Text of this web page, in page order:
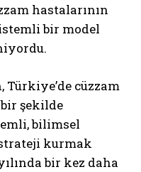
hastalarının
bir model
Türkiye’de cüzzam
şekilde
bilimsel
kurmak
bir kez daha